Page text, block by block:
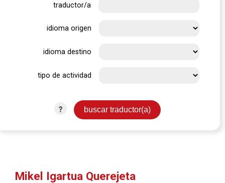
traductor/a
idioma origen
idioma destino
tipo de actividad
?
Mikel Igartua Querejeta